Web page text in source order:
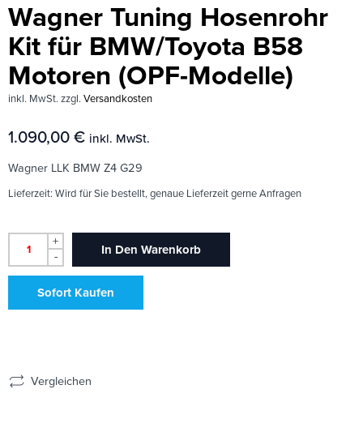
Wagner Tuning Hosenrohr
Kit für BMW/Toyota B58
Motoren (OPF-Modelle)
inkl. MwSt. zzgl. Versandkosten
1.090,00 € inkl. MwSt.
Wagner LLK BMW Z4 G29
Lieferzeit: Wird für Sie bestellt, genaue Lieferzeit gerne Anfragen
+
-
In Den Warenkorb
Sofort Kaufen
Vergleichen